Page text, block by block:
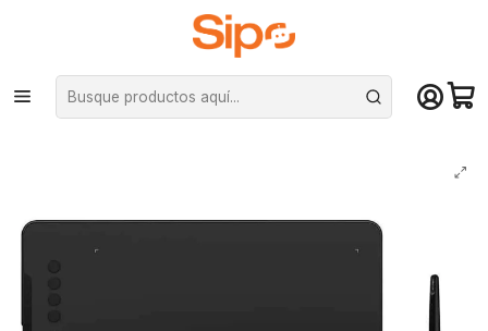
¡Compra hasta mediodía y recibe hoy! De lunes a sábado en el gran
Santiago. Envío gratis desde $29.990
Inicio Otras categorías Lápiz Touch
Tableta Grafica Digitalizadora XP-Pen Pro DECO 01 V2